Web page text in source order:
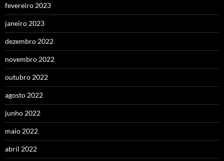
fevereiro 2023
janeiro 2023
dezembro 2022
novembro 2022
outubro 2022
agosto 2022
junho 2022
maio 2022
abril 2022